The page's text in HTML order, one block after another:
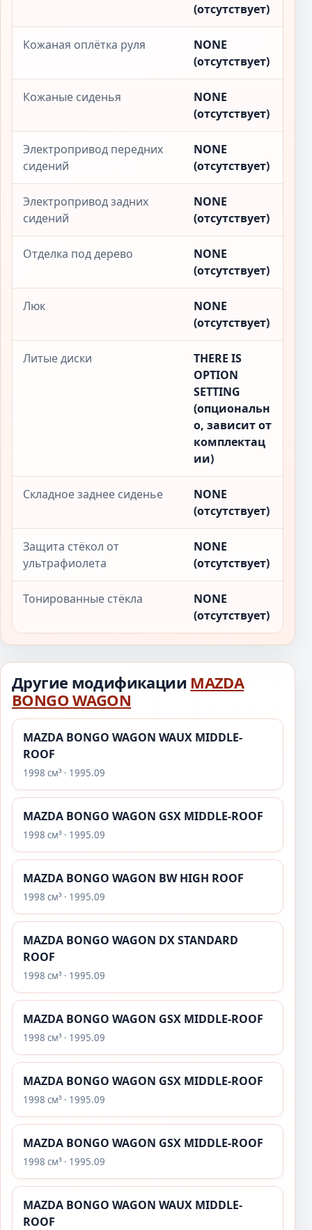
(отсутствует)
Кожаная оплётка руля
NONE
(отсутствует)
Кожаные сиденья
NONE
(отсутствует)
Электропривод передних
сидений
NONE
(отсутствует)
Электропривод задних
сидений
NONE
(отсутствует)
Отделка под дерево
NONE
(отсутствует)
Люк
NONE
(отсутствует)
Литые диски
THERE IS
OPTION
SETTING
(опциональн
о, зависит от
комплектац
ии)
Складное заднее сиденье
NONE
(отсутствует)
Защита стёкол от
ультрафиолета
NONE
(отсутствует)
Тонированные стёкла
NONE
(отсутствует)
Другие модификации MAZDA
BONGO WAGON
MAZDA BONGO WAGON WAUX MIDDLE-
ROOF
1998 см³ · 1995.09
MAZDA BONGO WAGON GSX MIDDLE-ROOF
1998 см³ · 1995.09
MAZDA BONGO WAGON BW HIGH ROOF
1998 см³ · 1995.09
MAZDA BONGO WAGON DX STANDARD
ROOF
1998 см³ · 1995.09
MAZDA BONGO WAGON GSX MIDDLE-ROOF
1998 см³ · 1995.09
MAZDA BONGO WAGON GSX MIDDLE-ROOF
1998 см³ · 1995.09
MAZDA BONGO WAGON GSX MIDDLE-ROOF
1998 см³ · 1995.09
MAZDA BONGO WAGON WAUX MIDDLE-
ROOF